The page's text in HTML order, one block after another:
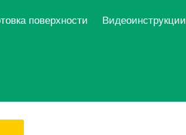
поверхности Видеоинструкции